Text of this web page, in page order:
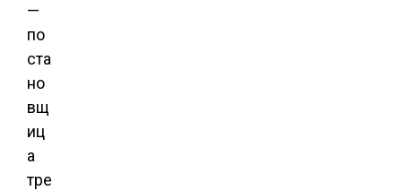
—
по
ста
но
вщ
иц
а
тре